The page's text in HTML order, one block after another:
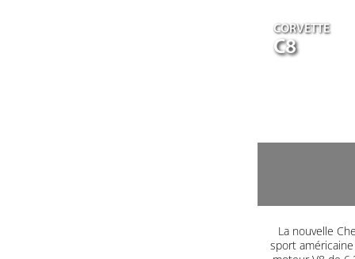
CORVETTE
C8
La nouvelle
sport